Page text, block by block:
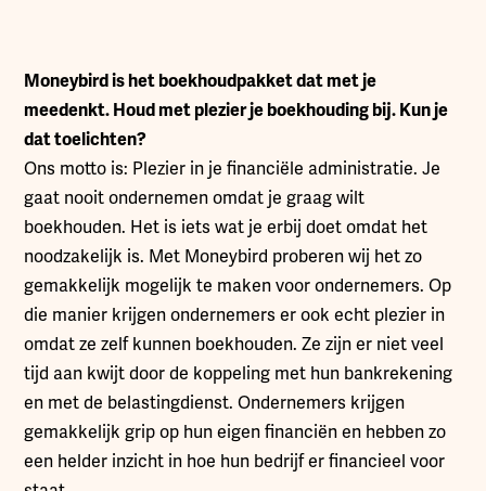
Moneybird is het boekhoudpakket dat met je
meedenkt. Houd met plezier je boekhouding bij. Kun je
dat toelichten?
Ons motto is: Plezier in je financiële administratie. Je
gaat nooit ondernemen omdat je graag wilt
boekhouden. Het is iets wat je erbij doet omdat het
noodzakelijk is. Met Moneybird proberen wij het zo
gemakkelijk mogelijk te maken voor ondernemers. Op
die manier krijgen ondernemers er ook echt plezier in
omdat ze zelf kunnen boekhouden. Ze zijn er niet veel
tijd aan kwijt door de koppeling met hun bankrekening
en met de belastingdienst. Ondernemers krijgen
gemakkelijk grip op hun eigen financiën en hebben zo
een helder inzicht in hoe hun bedrijf er financieel voor